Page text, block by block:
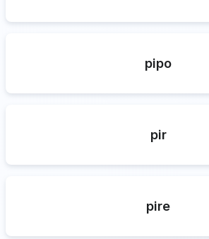
pipo
pir
pire